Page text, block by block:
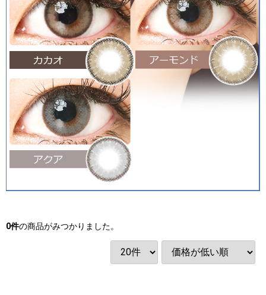
0件の商品がみつかりました。